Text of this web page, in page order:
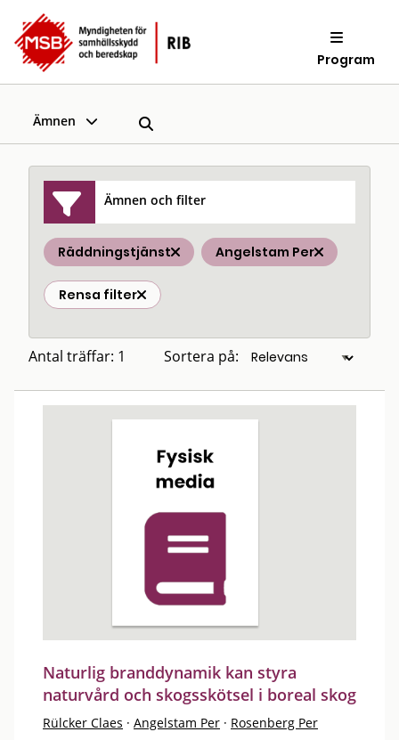
Program
Ämnen
Ämnen och filter
Räddningstjänst Angelstam Per
Rensa filter
Antal träffar: 1 Sortera på:
Naturlig branddynamik kan styra
naturvård och skogsskötsel i boreal skog
Rülcker Claes · Angelstam Per · Rosenberg Per